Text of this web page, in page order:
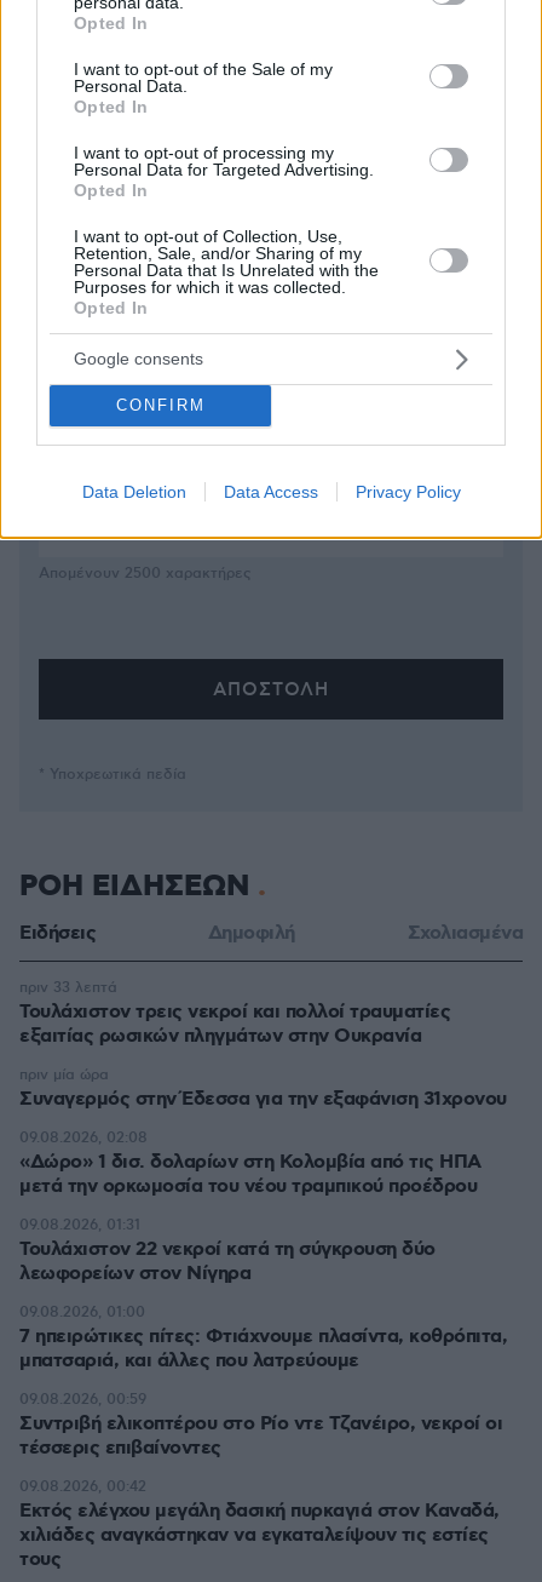
grant or deny consent to Google and its third-party tags to
use your data for below specified purposes in below Google
consent section.
Opted In
I want to opt-out of the Sale of my
Personal Data.
Opted In
I want to opt-out of processing my
Personal Data for Targeted Advertising.
Opted In
I want to opt-out of Collection, Use,
Retention, Sale, and/or Sharing of my
Personal Data that Is Unrelated with the
Purposes for which it was collected.
Opted In
Google consents
CONFIRM
Data Deletion Data Access Privacy Policy
ΠΡΟΣΘΗΚΗ ΣΧΟΛΙΟΥ
ΌΝΟΜΑ *
EMAIL
Απομένουν 2500 χαρακτήρες
* Υποχρεωτικά πεδία
ΡΟΗ ΕΙΔΗΣΕΩΝ
Ειδήσεις Δημοφιλή Σχολιασμένα
Τουλάχιστον τρεις νεκροί και πολλοί τραυματίες
εξαιτίας ρωσικών πληγμάτων στην Ουκρανία
πριν 33 λεπτά
Συναγερμός στην Έδεσσα για την εξαφάνιση 31χρονου
πριν μία ώρα
«Δώρο» 1 δισ. δολαρίων στη Κολομβία από τις ΗΠΑ
μετά την ορκωμοσία του νέου τραμπικού προέδρου
09.08.2026, 02:08
Τουλάχιστον 22 νεκροί κατά τη σύγκρουση δύο
λεωφορείων στον Νίγηρα
09.08.2026, 01:31
7 ηπειρώτικες πίτες: Φτιάχνουμε πλασίντα, κοθρόπιτα,
μπατσαριά, και άλλες που λατρεύουμε
09.08.2026, 01:00
Συντριβή ελικοπτέρου στο Ρίο ντε Τζανέιρο, νεκροί οι
τέσσερις επιβαίνοντες
09.08.2026, 00:59
Εκτός ελέγχου μεγάλη δασική πυρκαγιά στον Καναδά,
χιλιάδες αναγκάστηκαν να εγκαταλείψουν τις εστίες
τους
09.08.2026, 00:42